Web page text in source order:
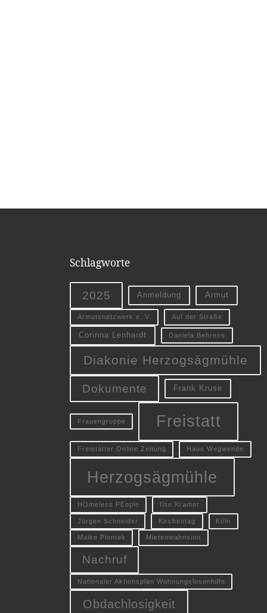
Schlagworte
2025 Anmeldung Armut
Armutsnetzwerk e. V. Auf der Straße
Corinna Lenhardt Daniela Behrens
Diakonie Herzogsägmühle
Dokumente Frank Kruse
Frauengruppe Freistatt
Freistätter Online Zeitung Haus Wegwende
Herzogsägmühle
HOmeless PEople Ilse Kramer
Jürgen Schneider Kirchentag Köln
Maike Piontek Mietenwahnsinn
Nachruf
Nationaler Aktionsplan Wohnungslosenhilfe
Obdachlosigkeit